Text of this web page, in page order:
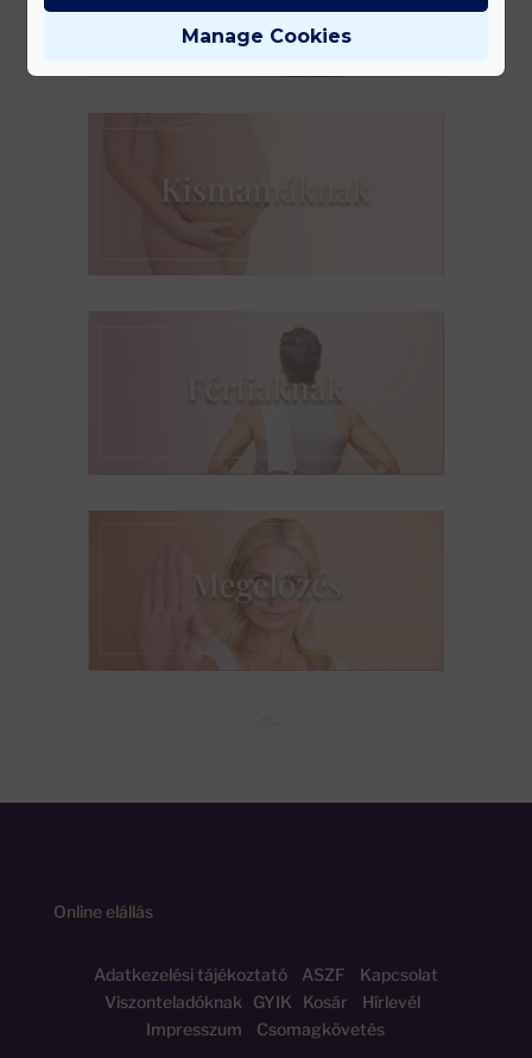
Online elállás
Adatkezelési tájékoztatóASZF
Kapcsolat
Viszonteladóknak
GYIK Kosár
Hírlevél
Impresszum
Csomagkövetés
Manage Cookies